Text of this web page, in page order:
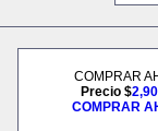
COMPRAR
Precio $
COMPRAR